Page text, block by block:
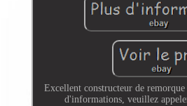
Excellent constructeur de
d'informations, veuillez